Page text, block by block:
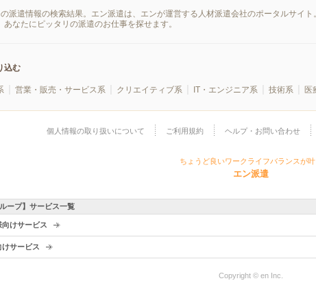
派遣情報の検索結果。エン派遣は、エンが運営する人材派遣会社のポータルサイ
なたにピッタリの派遣のお仕事を探せます。
込む
営業・販売・サービス系 クリエイティブ系 IT・エンジニア系 技術系 医
個人情報の取り扱いについて ご利用規約 ヘルプ・お問い合わせ
ちょうど良いワークライフバランスが叶
エン派遣
ループ】サービス一覧
向けサービス
けサービス
Copyright © en Inc.